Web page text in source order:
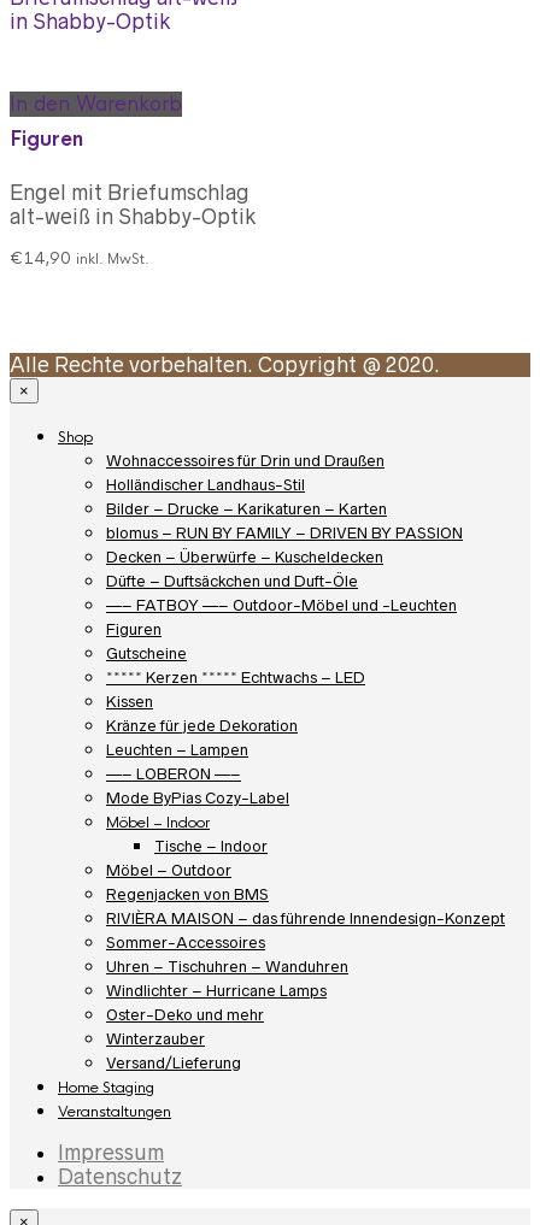
In den Warenkorb
Figuren
Engel mit Briefumschlag
alt-weiß in Shabby-Optik
€14,90 inkl. MwSt.
Alle Rechte vorbehalten. Copyright @ 2020.
×
Shop
Wohnaccessoires für Drin und Draußen
Holländischer Landhaus-Stil
Bilder – Drucke – Karikaturen – Karten
blomus – RUN BY FAMILY – DRIVEN BY PASSION
Decken – Überwürfe – Kuscheldecken
Düfte – Duftsäckchen und Duft-Öle
—– FATBOY —– Outdoor-Möbel und -Leuchten
Figuren
Gutscheine
***** Kerzen ***** Echtwachs – LED
Kissen
Kränze für jede Dekoration
Leuchten – Lampen
—– LOBERON —–
Mode ByPias Cozy-Label
Möbel – Indoor
Tische – Indoor
Möbel – Outdoor
Regenjacken von BMS
RIVIÈRA MAISON – das führende Innendesign-Konzept
Sommer-Accessoires
Uhren – Tischuhren – Wanduhren
Windlichter – Hurricane Lamps
Oster-Deko und mehr
Winterzauber
Versand/Lieferung
Home Staging
Veranstaltungen
Impressum
Datenschutz